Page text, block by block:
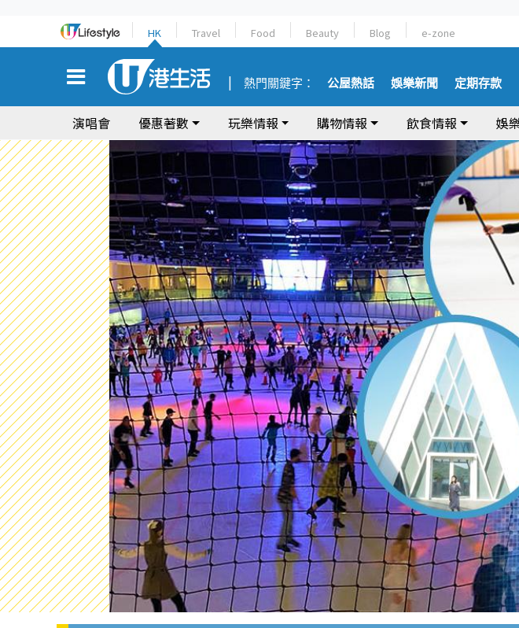
HK Travel Food Beauty Blog e-zone
熱門關鍵字： 公屋熱話 娛樂新聞 定期存款
演唱會 優惠著數 玩樂情報 購物情報 飲食情報 娛